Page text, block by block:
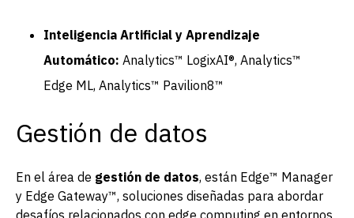
Inteligencia Artificial y Aprendizaje
Automático: Analytics™ LogixAI®, Analytics™
Edge ML, Analytics™ Pavilion8™
Gestión de datos
En el área de gestión de datos, están Edge™ Manager
y Edge Gateway™, soluciones diseñadas para abordar